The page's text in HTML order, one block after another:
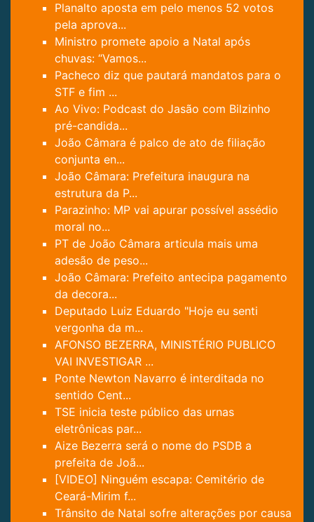
Planalto aposta em pelo menos 52 votos
pela aprova...
Ministro promete apoio a Natal após
chuvas: “Vamos...
Pacheco diz que pautará mandatos para o
STF e fim ...
Ao Vivo: Podcast do Jasão com Bilzinho
pré-candida...
João Câmara é palco de ato de filiação
conjunta en...
João Câmara: Prefeitura inaugura na
estrutura da P...
Parazinho: MP vai apurar possível assédio
moral no...
PT de João Câmara articula mais uma
adesão de peso...
João Câmara: Prefeito antecipa pagamento
da decora...
Deputado Luiz Eduardo "Hoje eu senti
vergonha da m...
AFONSO BEZERRA, MINISTÉRIO PUBLICO
VAI INVESTIGAR ...
Ponte Newton Navarro é interditada no
sentido Cent...
TSE inicia teste público das urnas
eletrônicas par...
Aize Bezerra será o nome do PSDB a
prefeita de Joã...
[VIDEO] Ninguém escapa: Cemitério de
Ceará-Mirim f...
Trânsito de Natal sofre alterações por causa